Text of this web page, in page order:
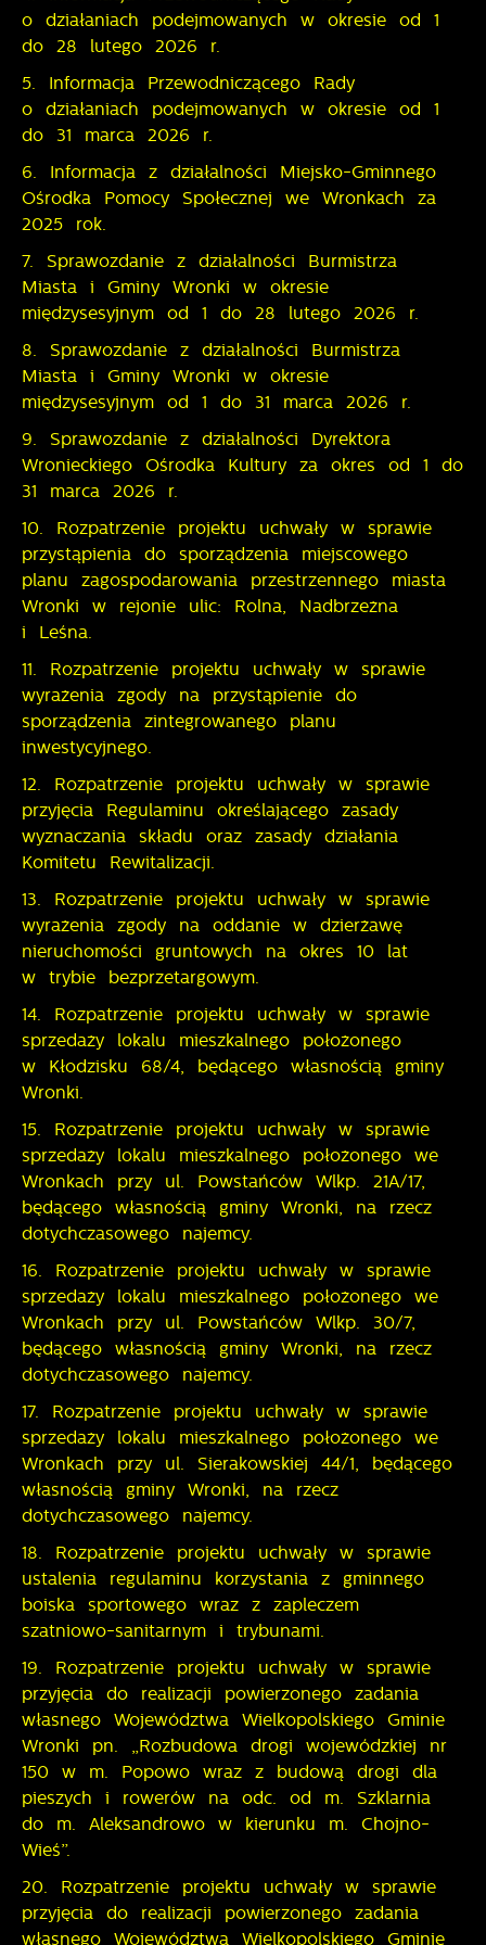
o działaniach podejmowanych w okresie od 1
do 28 lutego 2026 r.
5. Informacja Przewodniczącego Rady
o działaniach podejmowanych w okresie od 1
do 31 marca 2026 r.
6. Informacja z działalności Miejsko-Gminnego
Ośrodka Pomocy Społecznej we Wronkach za
2025 rok.
7. Sprawozdanie z działalności Burmistrza
Miasta i Gminy Wronki w okresie
międzysesyjnym od 1 do 28 lutego 2026 r.
8. Sprawozdanie z działalności Burmistrza
Miasta i Gminy Wronki w okresie
międzysesyjnym od 1 do 31 marca 2026 r.
9. Sprawozdanie z działalności Dyrektora
Wronieckiego Ośrodka Kultury za okres od 1 do
31 marca 2026 r.
10. Rozpatrzenie projektu uchwały w sprawie
przystąpienia do sporządzenia miejscowego
planu zagospodarowania przestrzennego miasta
Wronki w rejonie ulic: Rolna, Nadbrzeżna
i Leśna.
11. Rozpatrzenie projektu uchwały w sprawie
wyrażenia zgody na przystąpienie do
sporządzenia zintegrowanego planu
inwestycyjnego.
12. Rozpatrzenie projektu uchwały w sprawie
przyjęcia Regulaminu określającego zasady
wyznaczania składu oraz zasady działania
Komitetu Rewitalizacji.
13. Rozpatrzenie projektu uchwały w sprawie
wyrażenia zgody na oddanie w dzierżawę
nieruchomości gruntowych na okres 10 lat
w trybie bezprzetargowym.
14. Rozpatrzenie projektu uchwały w sprawie
sprzedaży lokalu mieszkalnego położonego
w Kłodzisku 68/4, będącego własnością gminy
Wronki.
15. Rozpatrzenie projektu uchwały w sprawie
sprzedaży lokalu mieszkalnego położonego we
Wronkach przy ul. Powstańców Wlkp. 21A/17,
będącego własnością gminy Wronki, na rzecz
dotychczasowego najemcy.
16. Rozpatrzenie projektu uchwały w sprawie
sprzedaży lokalu mieszkalnego położonego we
Wronkach przy ul. Powstańców Wlkp. 30/7,
będącego własnością gminy Wronki, na rzecz
dotychczasowego najemcy.
17. Rozpatrzenie projektu uchwały w sprawie
sprzedaży lokalu mieszkalnego położonego we
Wronkach przy ul. Sierakowskiej 44/1, będącego
własnością gminy Wronki, na rzecz
dotychczasowego najemcy.
18. Rozpatrzenie projektu uchwały w sprawie
ustalenia regulaminu korzystania z gminnego
boiska sportowego wraz z zapleczem
szatniowo-sanitarnym i trybunami.
19. Rozpatrzenie projektu uchwały w sprawie
przyjęcia do realizacji powierzonego zadania
własnego Województwa Wielkopolskiego Gminie
Wronki pn. „Rozbudowa drogi wojewódzkiej nr
150 w m. Popowo wraz z budową drogi dla
pieszych i rowerów na odc. od m. Szklarnia
do m. Aleksandrowo w kierunku m. Chojno-
Wieś”.
20. Rozpatrzenie projektu uchwały w sprawie
przyjęcia do realizacji powierzonego zadania
własnego Województwa Wielkopolskiego Gminie
funkcjonalności.
naszych komunikatów na podstawie analizy Twoich
upodobań oraz Twoich zwyczajów dotyczących
mogą pojawić się na stronach podmiotów trzecich
lub firm będących naszymi partnerami oraz innych
dostawców usług. Firmy te działają w charakterze
wiadomości, ofert, komunikatów mediów
społecznościowych.
Więcej